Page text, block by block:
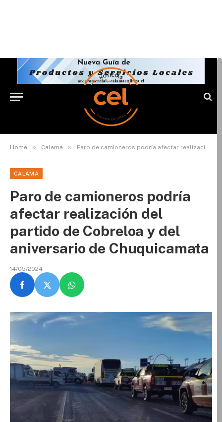
Home » Calama » Paro de camioneros podría afectar realización del partido de Cobreloa y del aniversario de Chuquicamata
CALAMA
Paro de camioneros podría
afectar realización del
partido de Cobreloa y del
aniversario de Chuquicamata
14/05/2024